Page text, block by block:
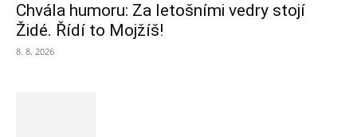
Chvála humoru: Za letošními vedry stojí
Židé. Řídí to Mojžíš!
8. 8. 2026